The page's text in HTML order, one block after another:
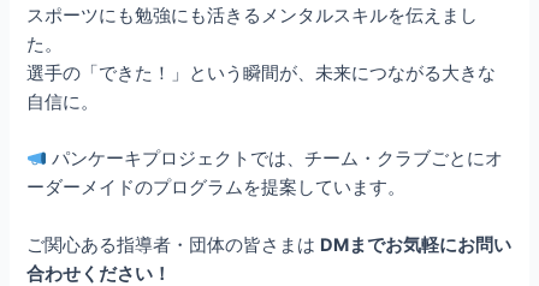
スポーツにも勉強にも活きるメンタルスキルを伝えまし
た。
選手の「できた！」という瞬間が、未来につながる大きな
自信に。
パンケーキプロジェクトでは、チーム・クラブごとにオ
ーダーメイドのプログラムを提案しています。
ご関心ある指導者・団体の皆さまは DMまでお気軽にお問い
合わせください！